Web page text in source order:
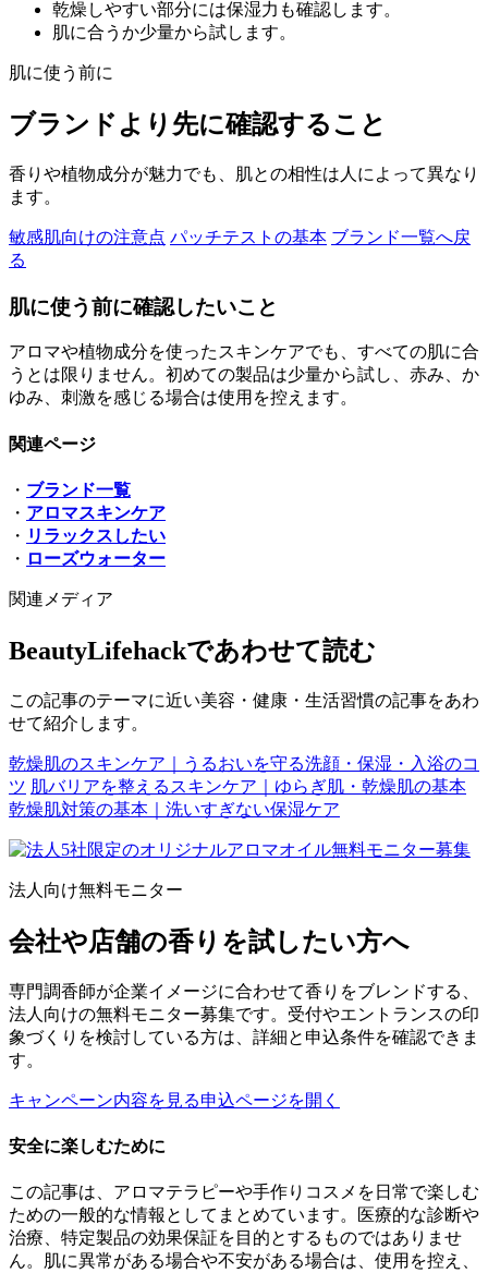
乾燥しやすい部分には保湿力も確認します。
肌に合うか少量から試します。
肌に使う前に
ブランドより先に確認すること
香りや植物成分が魅力でも、肌との相性は人によって異なり
ます。
敏感肌向けの注意点 パッチテストの基本 ブランド一覧へ戻
る
肌に使う前に確認したいこと
アロマや植物成分を使ったスキンケアでも、すべての肌に合
うとは限りません。初めての製品は少量から試し、赤み、か
ゆみ、刺激を感じる場合は使用を控えます。
関連ページ
・ ブランド一覧
・ アロマスキンケア
・ リラックスしたい
・ ローズウォーター
関連メディア
BeautyLifehackであわせて読む
この記事のテーマに近い美容・健康・生活習慣の記事をあわ
せて紹介します。
乾燥肌のスキンケア｜うるおいを守る洗顔・保湿・入浴のコ
ツ 肌バリアを整えるスキンケア｜ゆらぎ肌・乾燥肌の基本
乾燥肌対策の基本｜洗いすぎない保湿ケア
法人向け無料モニター
会社や店舗の香りを試したい方へ
専門調香師が企業イメージに合わせて香りをブレンドする、
法人向けの無料モニター募集です。受付やエントランスの印
象づくりを検討している方は、詳細と申込条件を確認できま
す。
キャンペーン内容を見る申込ページを開く
安全に楽しむために
この記事は、アロマテラピーや手作りコスメを日常で楽しむ
ための一般的な情報としてまとめています。医療的な診断や
治療、特定製品の効果保証を目的とするものではありませ
ん。肌に異常がある場合や不安がある場合は、使用を控え、